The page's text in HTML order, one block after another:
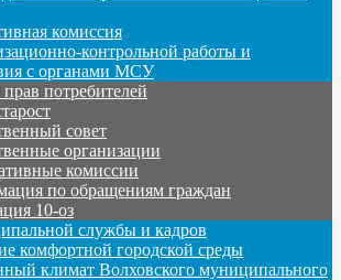
комиссия
контрольной работы и
с органами МСУ
потребителей
совет
организации
комиссии
по обращениям граждан
10-оз
службы и кадров
комфортной городской среды
климат Волховского муниципального